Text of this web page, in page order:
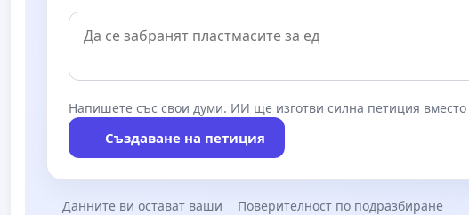
Напишете със свои думи. ИИ ще изготви силна петиция вместо
Създаване на петиция
Данните ви остават ваши Поверителност по подразбиране